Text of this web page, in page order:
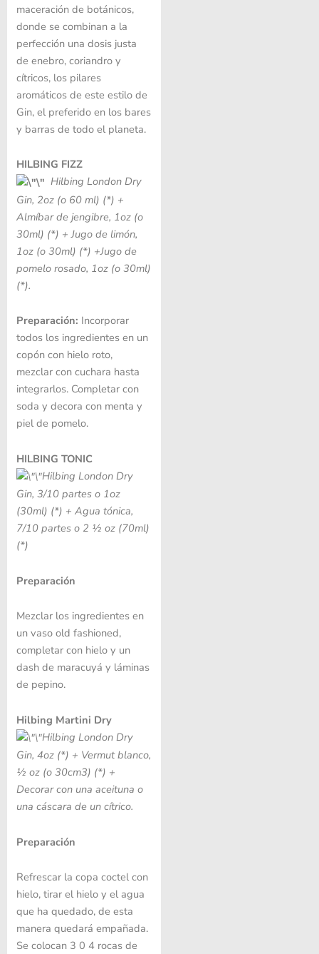
maceración de botánicos,
donde se combinan a la
perfección una dosis justa
de enebro, coriandro y
cítricos, los pilares
aromáticos de este estilo de
Gin, el preferido en los bares
y barras de todo el planeta.
HILBING FIZZ
Hilbing London Dry
Gin, 2oz (o 60 ml) (*) +
Almíbar de jengibre, 1oz (o
30ml) (*) +Jugo de limón,
1oz (o 30ml) (*) +Jugo de
pomelo rosado, 1oz (o 30ml)
(*).
Preparación: Incorporar
todos los ingredientes en un
copón con hielo roto,
mezclar con cuchara hasta
integrarlos. Completar con
soda y decora con menta y
piel de pomelo.
HILBING TONIC
Hilbing London Dry
Gin, 3/10 partes o 1oz
(30ml) (*) + Agua tónica,
7/10 partes o 2 ½ oz (70ml)
(*)
Preparación
Mezclar los ingredientes en
un vaso old fashioned,
completar con hielo y un
dash de maracuyá y láminas
de pepino.
Hilbing Martini Dry
Hilbing London Dry
Gin, 4oz (*) + Vermut blanco,
½ oz (o 30cm3) (*) +
Decorar conuna aceituna o
una cáscara de un cítrico.
Preparación
Refrescar la copa coctel con
hielo, tirar el hielo y el agua
que ha quedado, de esta
manera quedará empañada.
Se colocan 3 0 4 rocas de